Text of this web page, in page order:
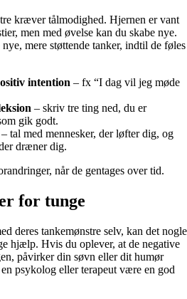
kræver tålmodighed. Hjernen er vant
men med øvelse kan du skabe nye.
mere støttende tanker, indtil de føles
intention – fx “I dag vil jeg møde
– skriv tre ting ned, du er
gik godt.
– tal med mennesker, der løfter dig, og
dræner dig.
når de gentages over tid.
for tunge
deres tankemønstre selv, kan det nogle
hjælp. Hvis du oplever, at de negative
påvirker din søvn eller dit humør
psykolog eller terapeut være en god